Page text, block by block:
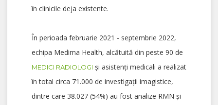
în clinicile deja existente.
În perioada februarie 2021 - septembrie 2022,
echipa Medima Health, alcătuită din peste 90 de
MEDICI RADIOLOGI și asistenți medicali a realizat
în total circa 71.000 de investigații imagistice,
dintre care 38.027 (54%) au fost analize RMN și